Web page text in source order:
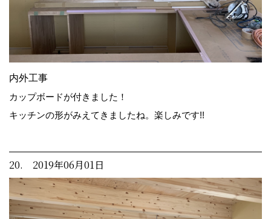
内外工事
カップボードが付きました！
キッチンの形がみえてきましたね。楽しみです!!
20. 2019年06月01日